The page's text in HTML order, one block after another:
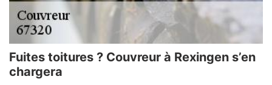
Fuites toitures ? Couvreur à Rexingen s’en
chargera